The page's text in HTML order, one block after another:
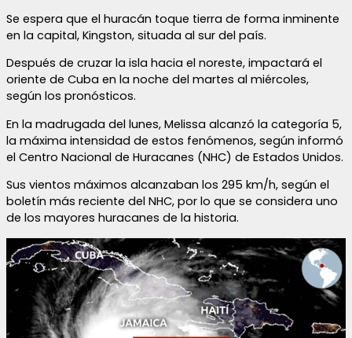
Se espera que el huracán toque tierra de forma inminente
en la capital, Kingston, situada al sur del país.
Después de cruzar la isla hacia el noreste, impactará el
oriente de Cuba en la noche del martes al miércoles,
según los pronósticos.
En la madrugada del lunes, Melissa alcanzó la categoría 5,
la máxima intensidad de estos fenómenos, según informó
el Centro Nacional de Huracanes (NHC) de Estados Unidos.
Sus vientos máximos alcanzaban los 295 km/h, según el
boletín más reciente del NHC, por lo que se considera uno
de los mayores huracanes de la historia.